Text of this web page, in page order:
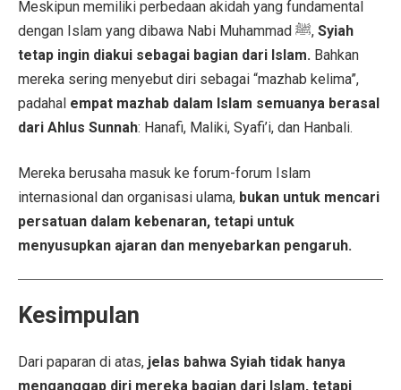
Meskipun memiliki perbedaan akidah yang fundamental
dengan Islam yang dibawa Nabi Muhammad ﷺ, Syiah
tetap ingin diakui sebagai bagian dari Islam. Bahkan
mereka sering menyebut diri sebagai “mazhab kelima”,
padahal empat mazhab dalam Islam semuanya berasal
dari Ahlus Sunnah: Hanafi, Maliki, Syafi’i, dan Hanbali.
Mereka berusaha masuk ke forum-forum Islam
internasional dan organisasi ulama, bukan untuk mencari
persatuan dalam kebenaran, tetapi untuk
menyusupkan ajaran dan menyebarkan pengaruh.
Kesimpulan
Dari paparan di atas, jelas bahwa Syiah tidak hanya
menganggap diri mereka bagian dari Islam, tetapi